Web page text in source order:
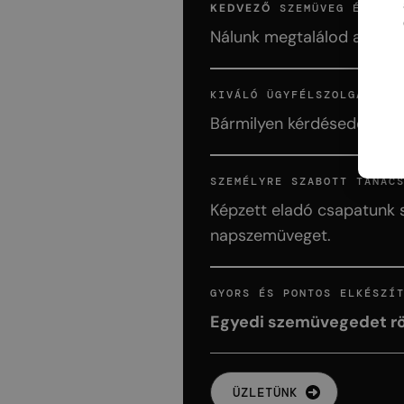
KEDVEZŐ SZEMÜVEG ÉS
Nálunk megtalálod a
KIVÁLÓ ÜGYFÉLSZOLGÁLAT
Bármilyen kérdéseddel
SZEMÉLYRE SZABOTT
Képzett eladó csapatunk
napszemüveget.
GYORS ÉS PONTOS
Egyedi szemüvegedet
ÜZLETÜNK